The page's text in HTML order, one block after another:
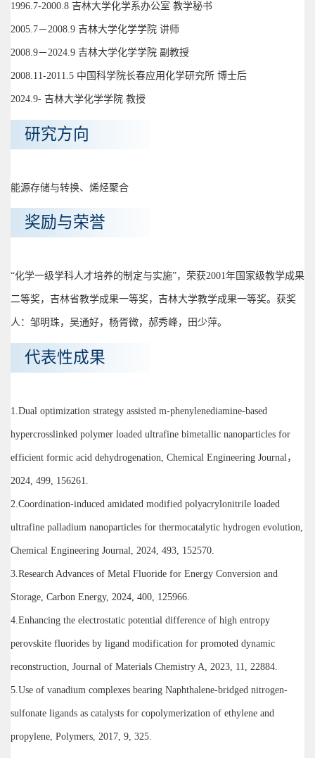
1996.7-2000.8 吉林大学化学系办公室 教学秘书
2005.7－2008.9 吉林大学化学学院 讲师
2008.9－2024.9 吉林大学化学学院 副教授
2008.11-2011.5 中国科学院长春应用化学研究所 博士后
2024.9- 吉林大学化学学院 教授
研究方向
能源存储与转换、烯烃聚合
奖励与荣誉
“化学一级学科人才培养的制定与实施”，荣获2001年国家级教学成果
二等奖，吉林省教学成果一等奖，吉林大学教学成果一等奖。获奖
人：邹明珠，吴通好，杨胥微，郝秀峰，田少萍。
代表性成果
1.Dual optimization strategy assisted m-phenylenediamine-based
hypercrosslinked polymer loaded ultrafine bimetallic nanoparticles for
efficient formic acid dehydrogenation, Chemical Engineering Journal，
2024, 499, 156261.
2.Coordination-induced amidated modified polyacrylonitrile loaded
ultrafine palladium nanoparticles for thermocatalytic hydrogen evolution,
Chemical Engineering Journal, 2024, 493, 152570.
3.Research Advances of Metal Fluoride for Energy Conversion and
Storage, Carbon Energy, 2024, 400, 125966.
4.Enhancing the electrostatic potential difference of high entropy
perovskite fluorides by ligand modification for promoted dynamic
reconstruction, Journal of Materials Chemistry A, 2023, 11, 22884.
5.Use of vanadium complexes bearing Naphthalene-bridged nitrogen-
sulfonate ligands as catalysts for copolymerization of ethylene and
propylene, Polymers, 2017, 9, 325.